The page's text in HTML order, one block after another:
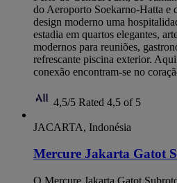
do Aeroporto Soekarno-Hatta
design moderno uma
estadia em quartos elegantes,
modernos para reuniões,
refrescante piscina exterior.
conexão encontram-se no
4,5/5 Rated 4,5 of 5
JACARTA, Indonésia
Mercure Jakarta Gatot
O Mercure Jakarta Gatot